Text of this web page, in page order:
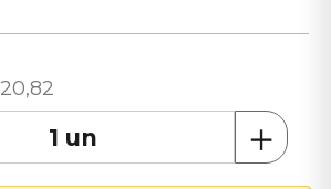
20,82
＋